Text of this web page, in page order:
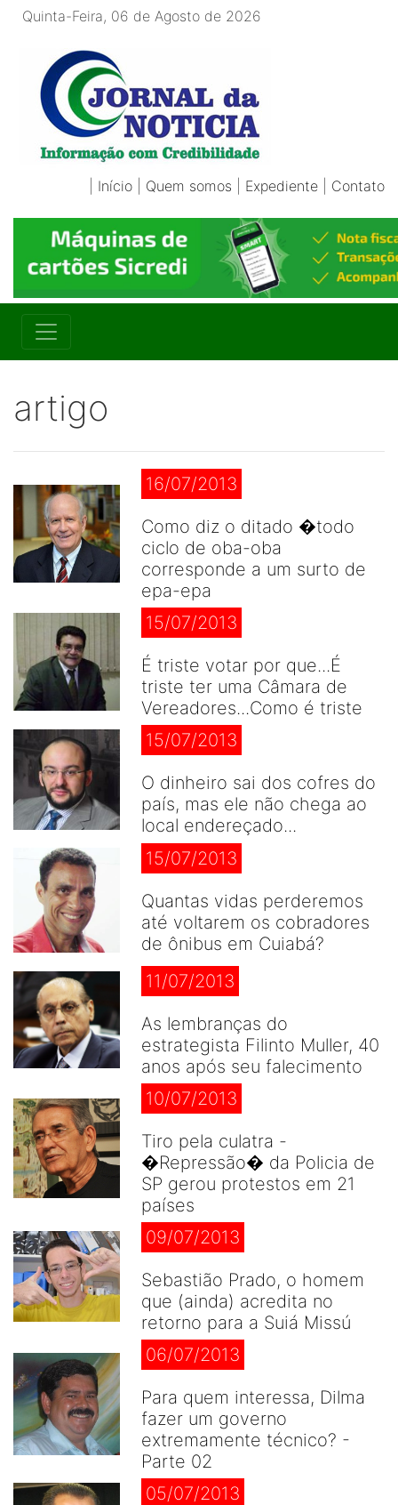
Quinta-Feira, 06 de Agosto de 2026
Início Quem somos Expediente Contato
artigo
16/07/2013
Como diz o ditado �todo
ciclo de oba-oba
corresponde a um surto de
epa-epa
15/07/2013
É triste votar por que...É
triste ter uma Câmara de
Vereadores...Como é triste
15/07/2013
O dinheiro sai dos cofres do
país, mas ele não chega ao
local endereçado...
15/07/2013
Quantas vidas perderemos
até voltarem os cobradores
de ônibus em Cuiabá?
11/07/2013
As lembranças do
estrategista Filinto Muller, 40
anos após seu falecimento
10/07/2013
Tiro pela culatra -
�Repressão� da Policia de
SP gerou protestos em 21
países
09/07/2013
Sebastião Prado, o homem
que (ainda) acredita no
retorno para a Suiá Missú
06/07/2013
Para quem interessa, Dilma
fazer um governo
extremamente técnico? -
Parte 02
05/07/2013